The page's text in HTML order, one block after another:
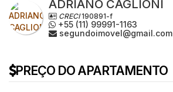
ADRIANO CAGLIONI
CRECI190891-f
+55 (11) 99991-1163
segundoimovel@gmail.com
PREÇO DO APARTAMENTO